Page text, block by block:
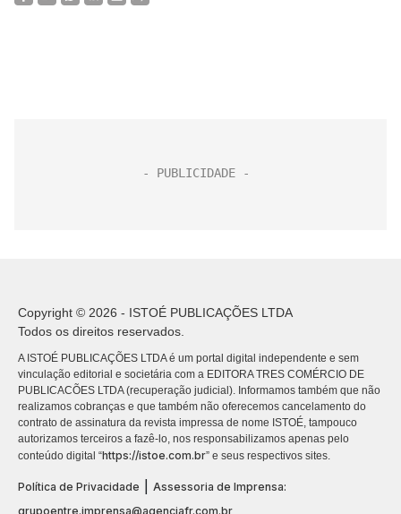
Copyright © 2026 - ISTOÉ PUBLICAÇÕES LTDA
Todos os direitos reservados.
A ISTOÉ PUBLICAÇÕES LTDA é um portal digital independente e sem
vinculação editorial e societária com a EDITORA TRES COMÉRCIO DE
PUBLICACÕES LTDA (recuperação judicial). Informamos também que não
realizamos cobranças e que também não oferecemos cancelamento do
contrato de assinatura da revista impressa de nome ISTOÉ, tampouco
autorizamos terceiros a fazê-lo, nos responsabilizamos apenas pelo
conteúdo digital “https://istoe.com.br” e seus respectivos sites.
Política de Privacidade
Assessoria de Imprensa:
grupoentre.imprensa@agenciafr.com.br